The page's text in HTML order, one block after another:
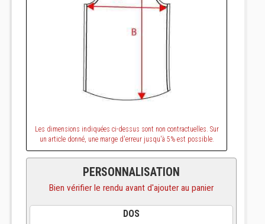
Les dimensions indiquées ci-dessus sont non contractuelles. Sur
un article donné, une marge d'erreur jusqu'à 5% est possible.
PERSONNALISATION
Bien vérifier le rendu avant d'ajouter au panier
DOS